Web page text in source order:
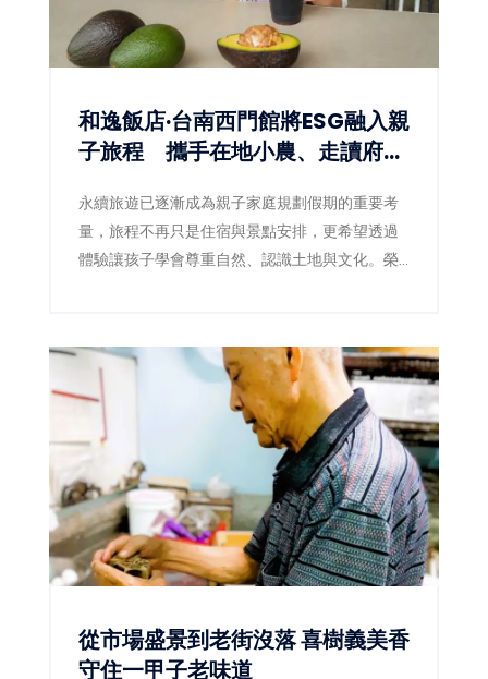
和逸飯店·台南西門館將ESG融入親
子旅程 攜手在地小農、走讀府城
永續旅遊已逐漸成為親子家庭規劃假期的重要考
量，旅程不再只是住宿與景點安排，更希望透過
體驗讓孩子學會尊重自然、認識土地與文化。榮
房瓶裝水、增設飲水設備、不主動提供一次性備
品等環保措施，今年更將永續概念延伸至旅遊內
容，推出結合食農教育的「酪跑農遊趣」住房專
案，以及深度認識府城文化的「府城文化走
讀」，讓親子在旅行中親近自然、探索歷史，也
讓永續不只是口號，而是真正融入每一段家庭旅
程。
從市場盛景到老街沒落 喜樹義美香
守住一甲子老味道